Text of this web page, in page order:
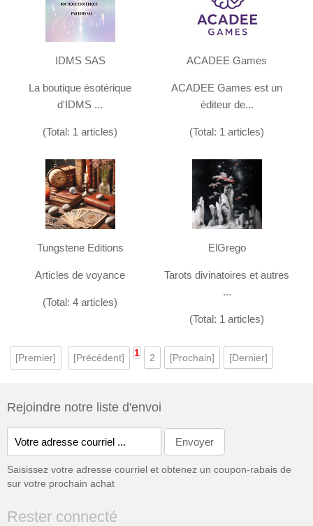
IDMS SAS
La boutique ésotérique
d'IDMS ...
(Total: 1 articles)
ACADEE Games
ACADEE Games est un
éditeur de...
(Total: 1 articles)
Tungstene Editions
Articles de voyance
(Total: 4 articles)
ElGrego
Tarots divinatoires et autres
...
(Total: 1 articles)
[Premier] [Précédent] 1 2 [Prochain] [Dernier]
Rejoindre notre liste d'envoi
Saisissez votre adresse courriel et obtenez un coupon-rabais de
sur votre prochain achat
Rester connecté